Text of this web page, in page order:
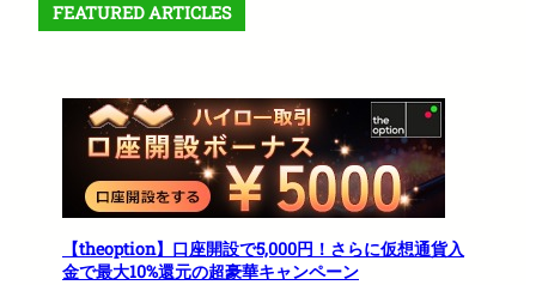
FEATURED ARTICLES
【theoption】口座開設で5,000円！さらに仮想通貨入
金で最大10%還元の超豪華キャンペーン